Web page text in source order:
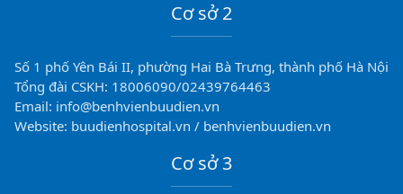
Cơ sở 2
Số 1 phố Yên Bái II, phường Hai Bà Trưng, thành phố Hà Nội
Tổng đài CSKH: 18006090/02439764463
Email: info@benhvienbuudien.vn
Website: buudienhospital.vn / benhvienbuudien.vn
Cơ sở 3